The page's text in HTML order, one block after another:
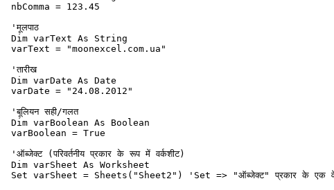
nbComma = 123.45
'मूलपाठ
Dim varText As String
varText = "moonexcel.com.ua"
'तारीख
Dim varDate As Date
varDate = "24.08.2012"
'बूलियन सही/गलत
Dim varBoolean As Boolean
varBoolean = True
'ऑब्जेक्ट (परिवर्तनीय प्रकार के रूप में वर्कशीट)
Dim varSheet As Worksheet
Set varSheet = Sheets("Sheet2") 'Set => "ऑब्जेक्ट" प्रकार के एक